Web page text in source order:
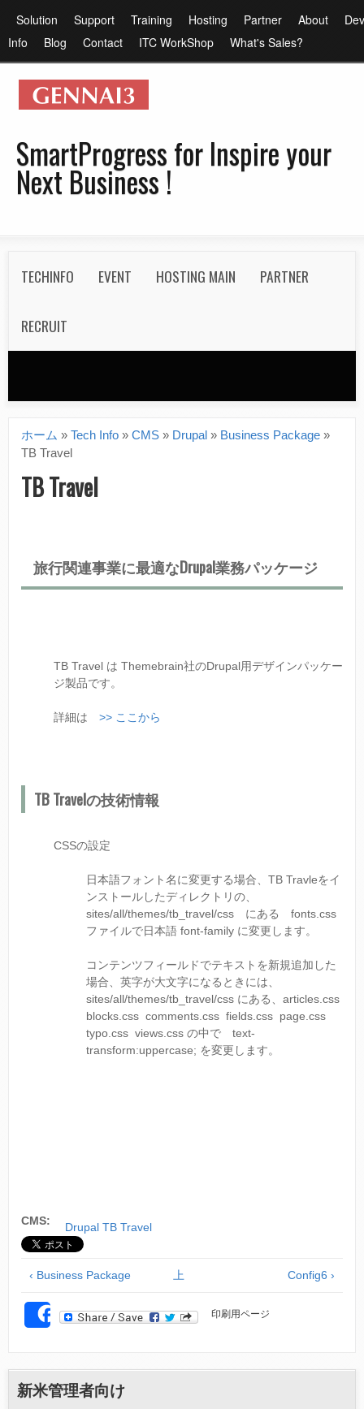
コ
ン
ン
ツ
に
動
メ
イ
ン
ニ
ー
Solution Support Training Hosting Partner About
Info
Blog Contact ITC WorkShop What's Sales?
SmartProgress for Inspire your
Next Business !
o
TECHINFO EVENT HOSTING MAIN PARTNER
RECRUIT
現
在
地
ホーム » Tech Info » CMS » Drupal » Business Package »
TB Travel
TB Travel
旅行関連事業に最適なDrupal業務パッケージ
TB Travel は Themebrain社のDrupal用デザインパッケー
ジ製品です。
詳細は >> ここから
TB Travelの技術情報
CSSの設定
日本語フォント名に変更する場合、TB Travleをイ
ンストールしたディレクトリの、
sites/all/themes/tb_travel/css にある fonts.css
ファイルで日本語 font-family に変更します。
コンテンツフィールドでテキストを新規追加した
場合、英字が大文字になるときには、
sites/all/themes/tb_travel/css にある、articles.css
blocks.css comments.css fields.css page.css
typo.css views.css の中で text-
transform:uppercase; を変更します。
CMS: Drupal TB Travel
‹ Business Package 上 Config6 ›
SHARE 印刷用ページ
新米管理者向け